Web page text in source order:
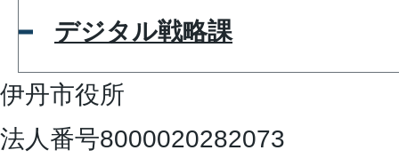
デジタル戦略課
伊丹市役所
法人番号8000020282073